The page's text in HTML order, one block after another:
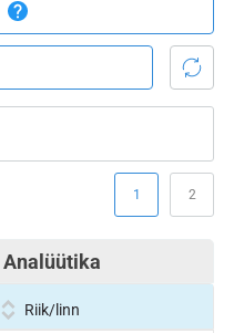
Analüütika
1 2
Riik/linn